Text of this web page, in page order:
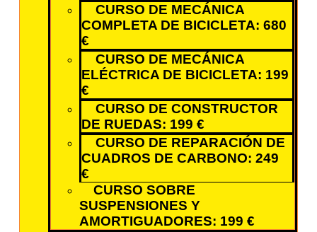
CURSO DE MECÁNICA
COMPLETA DE BICICLETA: 680
€
CURSO DE MECÁNICA
ELÉCTRICA DE BICICLETA: 199
€
CURSO DE CONSTRUCTOR
DE RUEDAS: 199 €
CURSO DE REPARACIÓN DE
CUADROS DE CARBONO: 249
€
CURSO SOBRE
SUSPENSIONES Y
AMORTIGUADORES: 199 €